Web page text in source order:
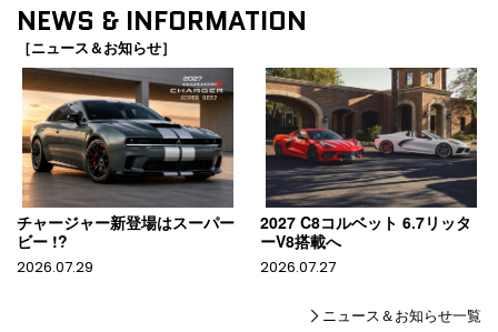
NEWS & INFORMATION
［ニュース＆お知らせ］
チャージャー新登場はスーパー
ビー !?
2026.07.29
2027 C8コルベット 6.7リッタ
ーV8搭載へ
2026.07.27
ニュース＆お知らせ一覧